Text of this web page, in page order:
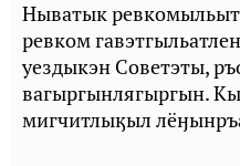
Ныватык
ревком
уездыкэн Советэты,
вагыргынлягыргын.
мигчитлыӄыл